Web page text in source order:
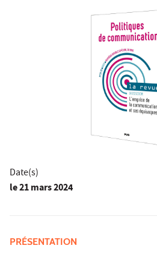
Date(s)
le21 mars 2024
PRÉSENTATION